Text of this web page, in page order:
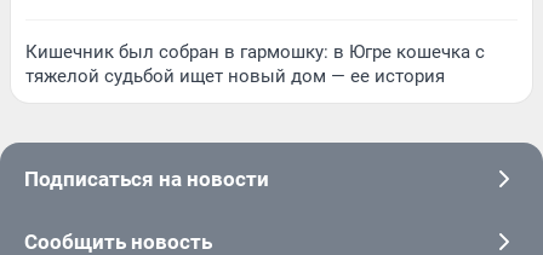
Кишечник был собран в гармошку: в Югре кошечка с
тяжелой судьбой ищет новый дом — ее история
Подписаться на новости
Сообщить новость